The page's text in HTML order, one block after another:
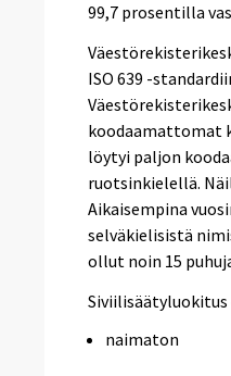
99,7 prosentilla
ISO 639 -
koodaamattomat
löytyi paljon
ruotsinkielellä.
Aikaisempina
selväkielisistä
ollut noin 15
Siviilisäätyluokitus
naimaton